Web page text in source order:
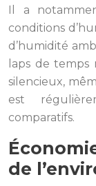
Il a
conditions
d’humidité
laps de
silencieux,
est
comparatifs.
de